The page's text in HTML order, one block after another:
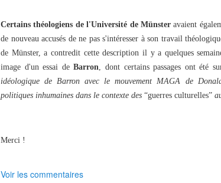
Certains théologiens de l'Université de Münsteravaient
de nouveau accusés de ne pas s'intéresser à son travail
de Münster, a contredit cette description il y a quelques
image d'un essai deBarron, dont certains passages ont été
idéologique de Barron avec le mouvement MAGA de
politiques inhumaines dans le contexte des “guerres culturelles”
Merci !
Voir les commentaires